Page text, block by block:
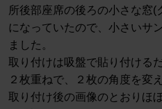
所後部座席の後ろの小さな窓(
になっていたので、小さいサ
ました。
取り付けは吸盤で貼り付ける
２枚重ねで、２枚の角度を変
取り付け後の画像のとおりほ